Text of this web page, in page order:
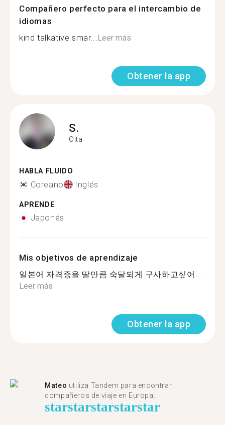
Compañero perfecto para el intercambio de
idiomas
kind talkative smar...Leer más
Obtener la app
S.
Oita
HABLA FLUIDO
Coreano Inglés
APRENDE
Japonés
Mis objetivos de aprendizaje
일본어 자격증을 딸만큼 숙달되게 구사하고싶어...
Leer más
Obtener la app
Mateo utiliza Tandem para encontrar
compañeros de viaje en Europa.
starstarstarstarstar